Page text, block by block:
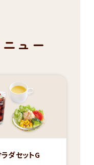
ュー
ダセットG